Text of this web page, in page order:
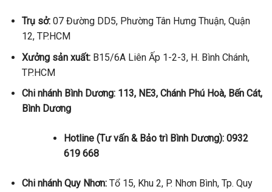
Trụ sở:07 Đường DD5, Phường Tân Hưng Thuận, Quận
12, TP.HCM
Xưởng sản xuất:B15/6A Liên Ấp 1-2-3, H. Bình Chánh,
TP.HCM
Chi nhánh Bình Dương: 113, NE3, Chánh Phú Hoà, Bến Cát,
Bình Dương
Hotline (Tư vấn & Bảo trì Bình Dương): 0932
619 668
Chi nhánh Quy Nhơn:Tổ 15, Khu 2, P. Nhơn Bình, Tp. Quy